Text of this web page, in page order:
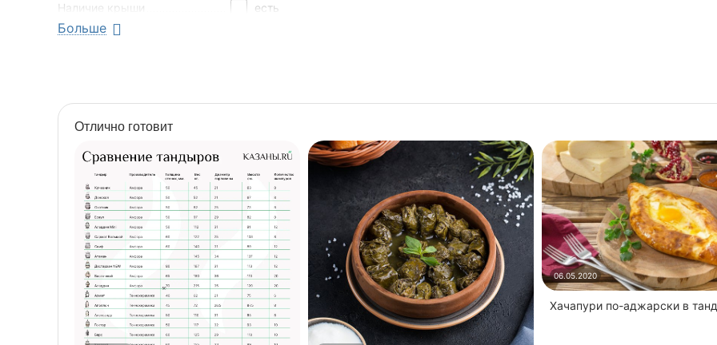
Наличие крыши есть
Наличие полочки
Разборный
Размеры ДхШхВ, см 106х146,5х243
С печью под казан нет
Найти похожие
Больше
Отлично готовит
06.05.2020
Хачапури по-аджарски в